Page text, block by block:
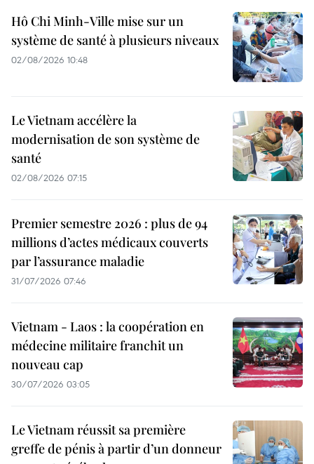
Hô Chi Minh-Ville mise sur un
système de santé à plusieurs niveaux
02/08/2026 10:48
Le Vietnam accélère la
modernisation de son système de
santé
02/08/2026 07:15
Premier semestre 2026 : plus de 94
millions d’actes médicaux couverts
par l’assurance maladie
31/07/2026 07:46
Vietnam - Laos : la coopération en
médecine militaire franchit un
nouveau cap
30/07/2026 03:05
Le Vietnam réussit sa première
greffe de pénis à partir d’un donneur